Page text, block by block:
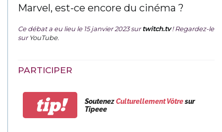
Marvel, est-ce encore du cinéma ?
Ce débat a eu lieu le 15 janvier 2023 surtwitch.tv ! Regardez-le
surYouTube.
PARTICIPER
tip! SoutenezCulturellement Vôtresur
Tipeee